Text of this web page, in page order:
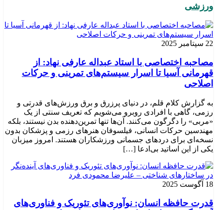
ورزشی
22 سپتامبر 2025
مصاحبه اختصاصی با استاد عبداله عارفی نهاد: از
قهرمانی آسیا تا اسرار سیستم‌های تمرینی و حرکات
اصلاحی
به گزارش کلام قلم، در دنیای پرزرق و برق ورزش‌های قدرتی و
رزمی، گاهی با افرادی روبرو می‌شویم که تعریف سنتی از یک
«مربی» را دگرگون می‌کنند. آن‌ها تنها تمرین‌دهنده بدن نیستند، بلکه
مهندسین حرکات انسانی، فیلسوفان هنرهای رزمی و پزشکان بدون
نسخه‌ای برای دردهای جسمانی ورزشکاران هستند. امروز میزبان
یکی از این اساتید بی‌ادعا […]
18 آگوست 2025
قدرت حافظه انسان: نوآوری‌های تئوریک و فناوری‌های